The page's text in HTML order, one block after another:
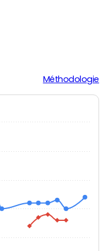
Méthodologie